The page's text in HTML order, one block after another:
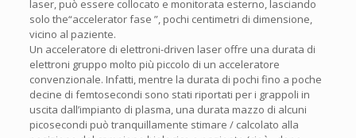
laser, può essere collocato e monitorata esterno, lasciando
solo the“accelerator fase ”, pochi centimetri di dimensione,
vicino al paziente.
Un acceleratore di elettroni-driven laser offre una durata di
elettroni gruppo molto più piccolo di un acceleratore
convenzionale. Infatti, mentre la durata di pochi fino a poche
decine di femtosecondi sono stati riportati per i grappoli in
uscita dall’impianto di plasma, una durata mazzo di alcuni
picosecondi può tranquillamente stimare / calcolato alla